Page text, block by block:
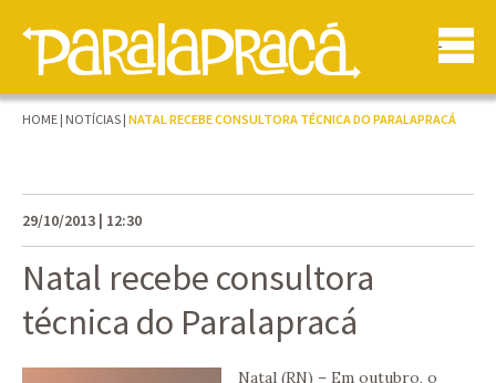
HOME | NOTÍCIAS | NATAL RECEBE CONSULTORA TÉCNICA DO PARALAPRACÁ
29/10/2013 | 12:30
Natal recebe consultora
técnica do Paralapracá
Natal (RN) – Em outubro, o